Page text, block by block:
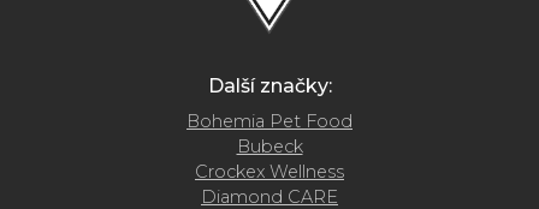
Další značky:
Bohemia Pet Food
Bubeck
Crockex Wellness
Diamond CARE